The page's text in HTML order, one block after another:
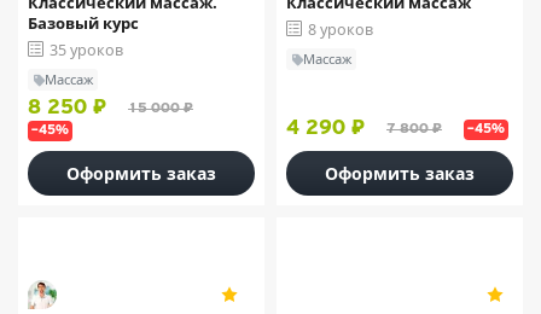
Базовый курс
35 уроков
Массаж
8 250 ₽ 15 000 ₽
–45%
Оформить заказ
8 уроков
Массаж
4 290 ₽ 7 800 ₽ –45%
Оформить заказ